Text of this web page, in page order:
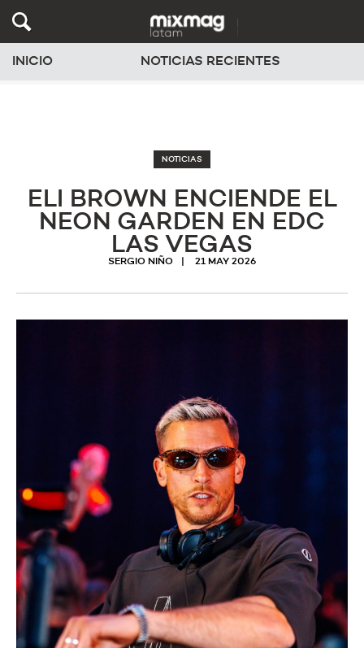
INICIO NOTICIAS RECIENTES
NOTICIAS
ELI BROWN ENCIENDE EL
NEON GARDEN EN EDC
LAS VEGAS
SERGIO NIÑO 21 MAY 2026